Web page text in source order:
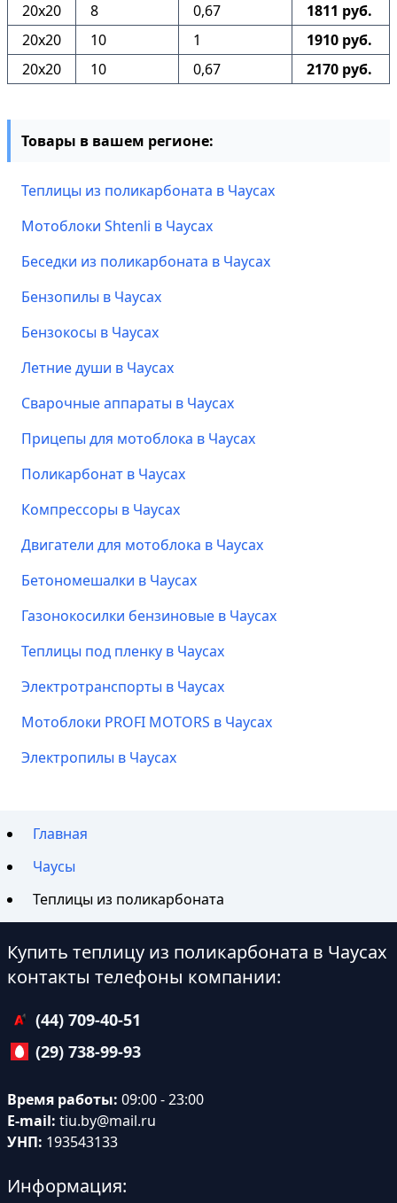
20х20
8 0,67
1811 руб.
20х20
10 1
1910 руб.
20х20
10 0,67 2170 руб.
Товары в вашем регионе:
Теплицы из поликарбоната в Чаусах
Мотоблоки Shtenli в Чаусах
Беседки из поликарбоната в Чаусах
Бензопилы в Чаусах
Бензокосы в Чаусах
Летние души в Чаусах
Сварочные аппараты в Чаусах
Прицепы для мотоблока в Чаусах
Поликарбонат в Чаусах
Компрессоры в Чаусах
Двигатели для мотоблока в Чаусах
Бетономешалки в Чаусах
Газонокосилки бензиновые в Чаусах
Теплицы под пленку в Чаусах
Электротранспорты в Чаусах
Мотоблоки PROFI MOTORS в Чаусах
Электропилы в Чаусах
Главная
Чаусы
Теплицы из поликарбоната
Купить теплицу из поликарбоната в Чаусах
контакты телефоны компании:
(44) 709-40-51
(29) 738-99-93
Время работы: 09:00 - 23:00
E-mail: tiu.by@mail.ru
УНП: 193543133
Информация: